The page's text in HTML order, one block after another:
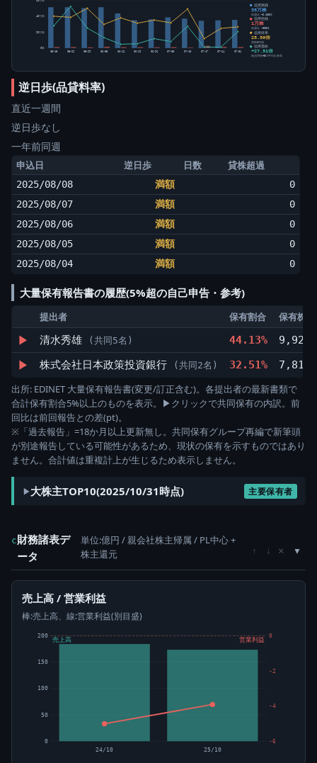
0株
20万株
40万株
05-15 05-22 05-29 06-05 06-12 06-19 06-26 07-03 07-10 07-17 07-24 07-31
信用買残
35万株
前週比 +6,100株
信用売残
1万株
前週比 -800株
信用倍率
25.50倍
買残÷売残
信用需給
+27.51倍
純信用残÷5日平均出来高
逆日歩(品貸料率)
直近一週間
逆日歩なし
一年前同週
申込日 逆日歩 日数 貸株超過
2025/08/08 満額
0
2025/08/07
満額
0
2025/08/06
満額
0
2025/08/05
満額
0
2025/08/04
満額 0
大量保有報告書の履歴(5%超の自己申告・参考)
提出者 保有割合 保有株
▶ 清水秀雄 (共同5名) 44.13%
▶ 株式会社日本政策投資銀行 (共同2名) 32.51%
出所: EDINET 大量保有報告書(変更/訂正含む)。各提出者の最新書類で
合計保有割合5%以上のものを表示。▶クリックで共同保有の内訳。前
回比は前回報告との差(pt)。
※「過去報告」=18か月以上更新無し。共同保有グループ再編で新筆頭
が別途報告している可能性があるため、現状の保有を示すものではあり
ません。合計値は重複計上が生じるため表示しません。
大株主TOP10(2025/10/31時点) 主要保有者
c財務諸表デ
ータ
単位:億円 / 親会社株主帰属 / PL中心 +
株主還元
↑ ↓ ×
売上高 / 営業利益
棒:売上高、線:営業利益(別目盛)
0
50
100
150
200
-6
-4
-2
0
24/10 25/10
売上高 営業利益